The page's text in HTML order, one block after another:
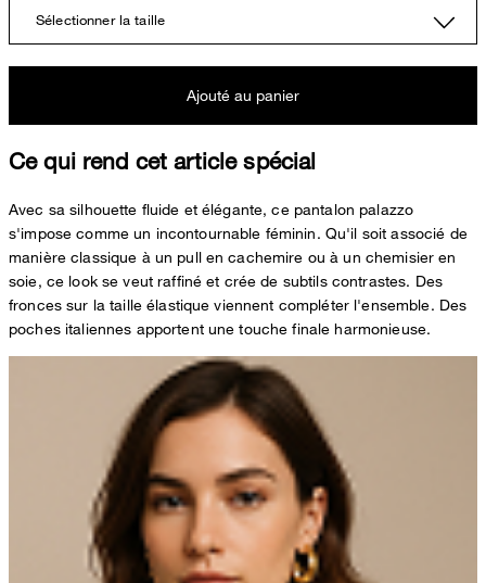
Sélectionner la taille
Ajouté au panier
Ce qui rend cet article spécial
Avec sa silhouette fluide et élégante, ce pantalon palazzo
s'impose comme un incontournable féminin. Qu'il soit associé de
manière classique à un pull en cachemire ou à un chemisier en
soie, ce look se veut raffiné et crée de subtils contrastes. Des
fronces sur la taille élastique viennent compléter l'ensemble. Des
poches italiennes apportent une touche finale harmonieuse.